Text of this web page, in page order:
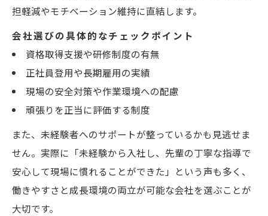
担軽減やモチベーション維持に直結します。
会社選びの具体的なチェックポイント
資格取得支援や研修制度の有無
正社員登用や長期雇用の実績
現場の安全対策や作業環境への配慮
頑張りを正当に評価する制度
また、未経験者へのサポートが整っているかも見逃せま
せん。実際に「未経験から入社し、先輩の丁寧な指導で
安心して現場に慣れることができた」という声も多く、
働きやすさと成長環境の両立が可能な会社を選ぶことが
大切です。